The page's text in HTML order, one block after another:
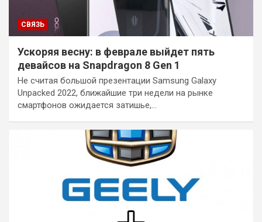
СВЯЗЬ
Ускоряя весну: в феврале выйдет пять
девайсов на Snapdragon 8 Gen 1
Не считая большой презентации Samsung Galaxy
Unpacked 2022, ближайшие три недели на рынке
смартфонов ожидается затишье,…